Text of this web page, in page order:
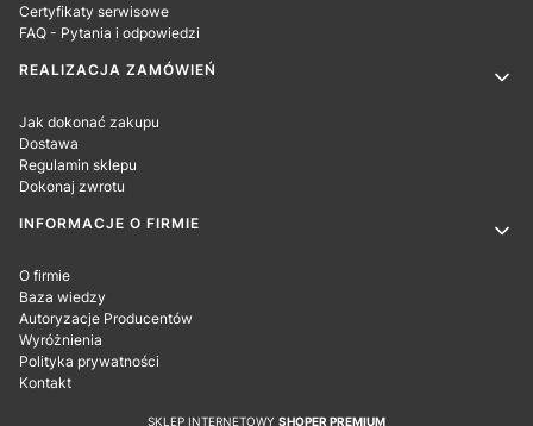
Certyfikaty serwisowe
FAQ - Pytania i odpowiedzi
REALIZACJA ZAMÓWIEŃ
Jak dokonać zakupu
Dostawa
Regulamin sklepu
Dokonaj zwrotu
INFORMACJE O FIRMIE
O firmie
Baza wiedzy
Autoryzacje Producentów
Wyróżnienia
Polityka prywatności
Kontakt
SKLEP INTERNETOWY SHOPER PREMIUM